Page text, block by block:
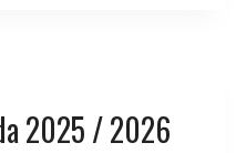
2025 / 2026